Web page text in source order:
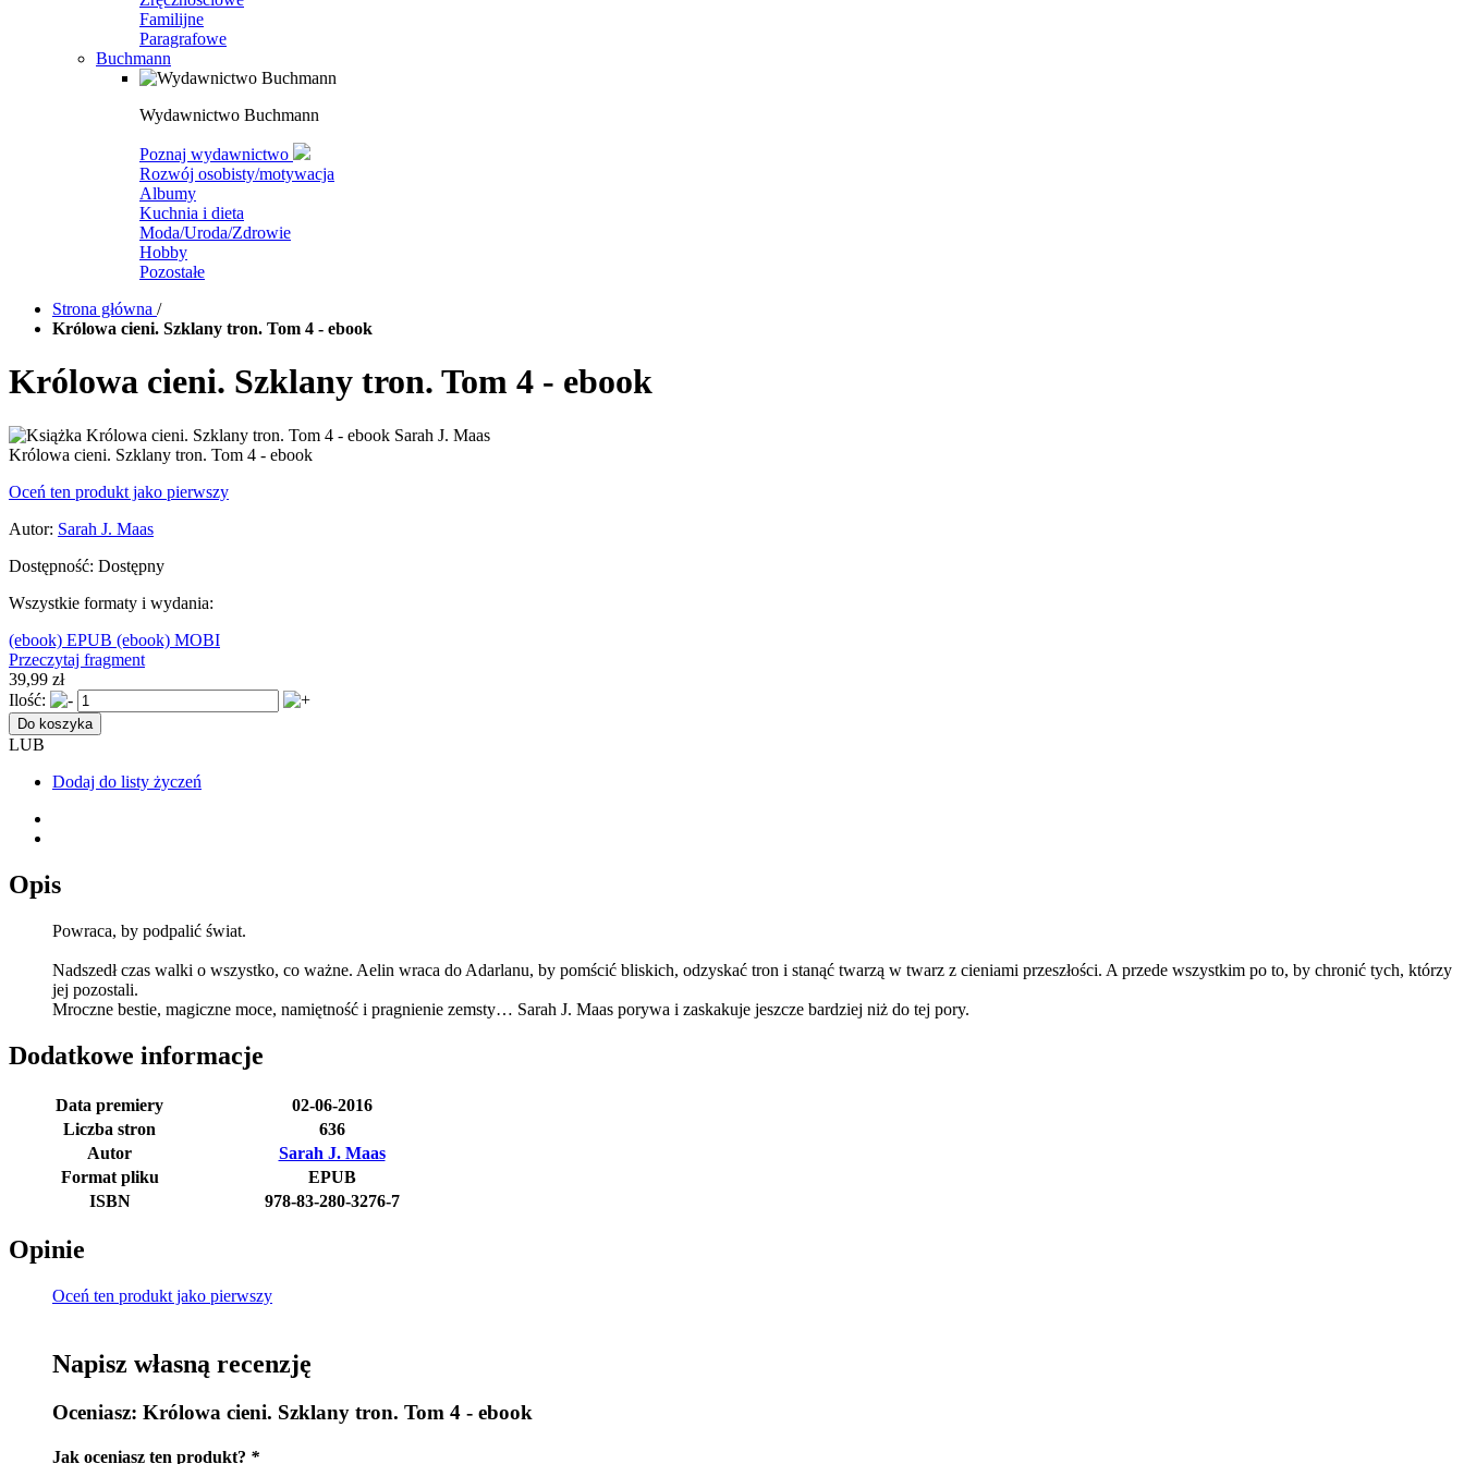
Familijne
Paragrafowe
Buchmann
Wydawnictwo Buchmann
Poznaj wydawnictwo
Rozwój osobisty/motywacja
Albumy
Kuchnia i dieta
Moda/Uroda/Zdrowie
Hobby
Pozostałe
Strona główna /
Królowa cieni. Szklany tron. Tom 4 - ebook
Królowa cieni. Szklany tron. Tom 4 - ebook
Królowa cieni. Szklany tron. Tom 4 - ebook
Oceń ten produkt jako pierwszy
Autor: Sarah J. Maas
Dostępność: Dostępny
Wszystkie formaty i wydania:
(ebook) EPUB (ebook) MOBI
Przeczytaj fragment
39,99 zł
Ilość:
Do koszyka
LUB
Dodaj do listy życzeń
Opis
Powraca, by podpalić świat.
Nadszedł czas walki o wszystko, co ważne. Aelin wraca do Adarlanu, by pomścić bliskich, odzyskać tron i stanąć twarzą w twarz z cieniami przeszłości. A przede wszystkim po to, by chronić tych, którzy
jej pozostali.
Mroczne bestie, magiczne moce, namiętność i pragnienie zemsty… Sarah J. Maas porywa i zaskakuje jeszcze bardziej niż do tej pory.
Dodatkowe informacje
Data premiery
02-06-2016
Liczba stron
636
Autor
Sarah J. Maas
Format pliku
EPUB
ISBN
978-83-280-3276-7
Opinie
Oceń ten produkt jako pierwszy
Napisz własną recenzję
Oceniasz: Królowa cieni. Szklany tron. Tom 4 - ebook
Jak oceniasz ten produkt? *